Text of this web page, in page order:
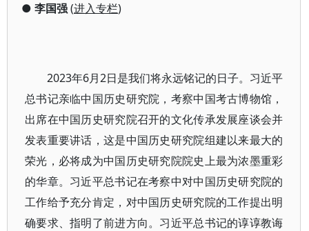
● 李国强(进入专栏)
2023年6月2日是我们将永远铭记的日子。习近平
总书记亲临中国历史研究院，考察中国考古博物馆，
出席在中国历史研究院召开的文化传承发展座谈会并
发表重要讲话，这是中国历史研究院组建以来最大的
荣光，必将成为中国历史研究院院史上最为浓墨重彩
的华章。习近平总书记在考察中对中国历史研究院的
工作给予充分肯定，对中国历史研究院的工作提出明
确要求、指明了前进方向。习近平总书记的谆谆教诲